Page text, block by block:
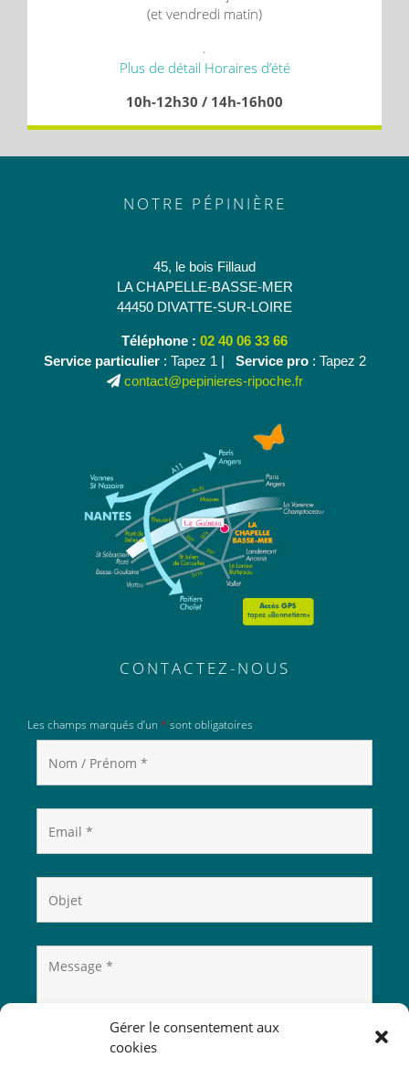
Gérer le consentement aux
cookies
(et vendredi matin)
.
Plus de détail Horaires d’été
10h-12h30 / 14h-16h00
NOTRE PÉPINIÈRE
45, le bois Fillaud
LA CHAPELLE-BASSE-MER
44450 DIVATTE-SUR-LOIRE
Téléphone : 02 40 06 33 66
Service particulier: Tapez 1 | Service pro: Tapez 2
contact@pepinieres-ripoche.fr
CONTACTEZ-NOUS
Les champs marqués d’un * sont obligatoires